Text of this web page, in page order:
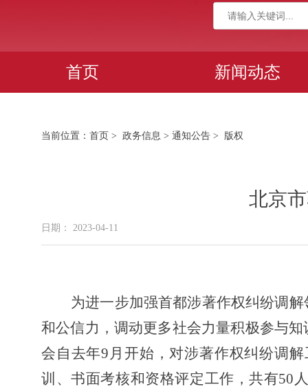
首页 新闻动态
当前位置： 首页 > 政务信息 > 通知公告 > 版权
北京
日期： 2023-04-11
为进一步加强首都涉著作权纠纷调
和公信力，调动更多社会力量积极参与
会自去年9月开始，对涉著作权纠纷调
训、书面考核和资格评定工作，共有50